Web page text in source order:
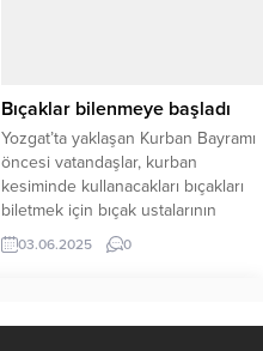
Bıçaklar bilenmeye başladı
Yozgat’ta yaklaşan Kurban Bayramı
öncesi vatandaşlar, kurban
kesiminde kullanacakları bıçakları
biletmek için bıçak ustalarının
yolunu tuttu. Şehrin tarihi Tol
Çarşısı’nda yıllardır bu mesleği
“Meşhur Bıçakçı Mehmet”in
03.06.2025 0